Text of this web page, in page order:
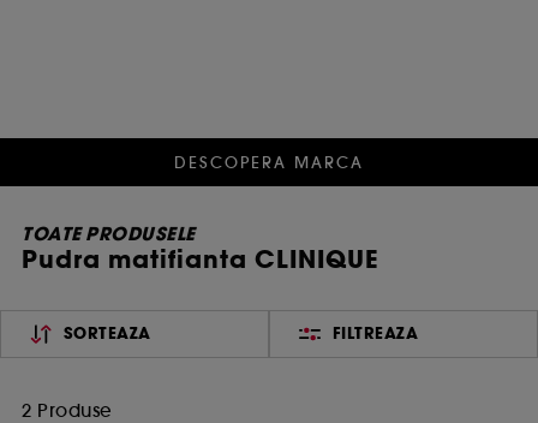
DESCOPERA MARCA
TOATE PRODUSELE
Pudra matifianta CLINIQUE
SORTEAZA FILTREAZA
2 Produse